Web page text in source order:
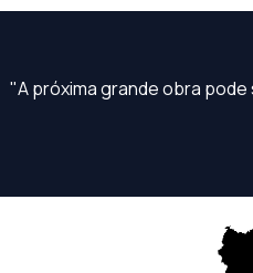
"A próxima grande obra